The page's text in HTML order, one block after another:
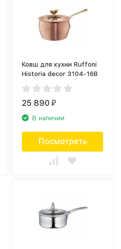
Ковш для кухни Ruffoni
Historia decor 3104-16B
25 890₽
В наличии
Посмотреть